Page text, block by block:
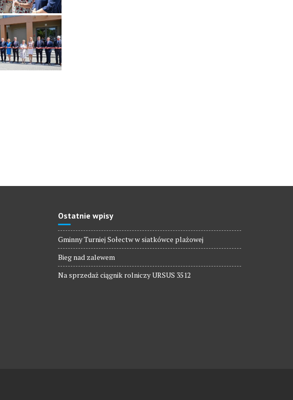
Ostatnie wpisy
Gminny Turniej Sołectw w siatkówce plażowej
Bieg nad zalewem
Na sprzedaż ciągnik rolniczy URSUS 3512